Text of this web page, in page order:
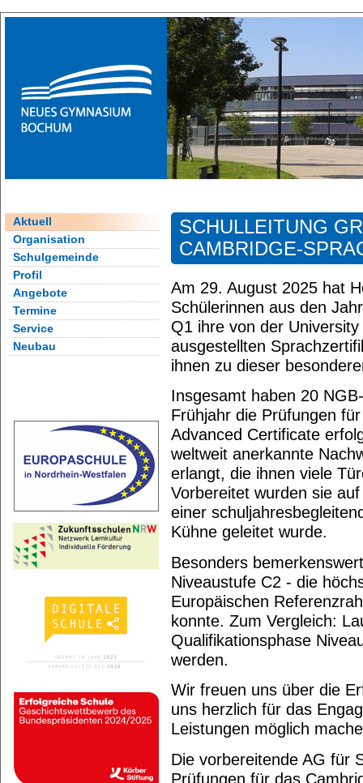
Aktuell
Organisation
Schulgemeinde
Profil
Angebote
Termine
Service
Neubau
SCHULLEITUNG
CAMBRIDGE-
Am 29. August 2025 hat
Schülerinnen aus den
Q1 ihre von der
ausgestellten
ihnen zu dieser
Insgesamt haben 20
Frühjahr die Prüfungen
Advanced Certificate
weltweit anerkannte
erlangt, die ihnen viele
Vorbereitet wurden sie
einer
Kühne geleitet wurde.
Besonders
Niveaustufe C2 - die
Europäischen
konnte. Zum Vergleich:
Qualifikationsphase
werden.
Wir freuen uns über die
uns herzlich für das
Leistungen möglich
Die vorbereitende AG für
Prüfungen für das